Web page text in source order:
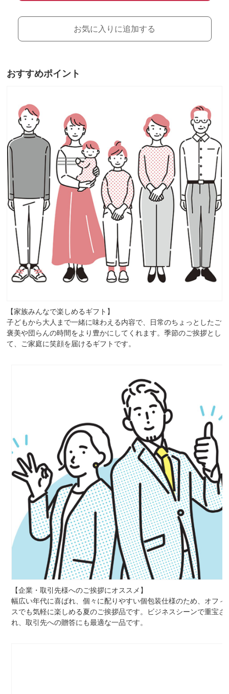
お気に入りに追加する
おすすめポイント
【家族みんなで楽しめるギフト】
子どもから大人まで一緒に味わえる内容で、日常のちょっとしたご
褒美や団らんの時間をより豊かにしてくれます。季節のご挨拶とし
て、ご家庭に笑顔を届けるギフトです。
【企業・取引先様へのご挨拶にオススメ】
幅広い年代に喜ばれ、個々に配りやすい個包装仕様のため、オフィ
スでも気軽に楽しめる夏のご挨拶品です。ビジネスシーンで重宝さ
れ、取引先への贈答にも最適な一品です。